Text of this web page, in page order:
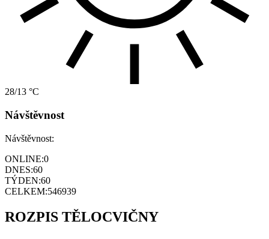
28/13 °C
Návštěvnost
Návštěvnost:
ONLINE:0
DNES:60
TÝDEN:60
CELKEM:546939
ROZPIS TĚLOCVIČNY